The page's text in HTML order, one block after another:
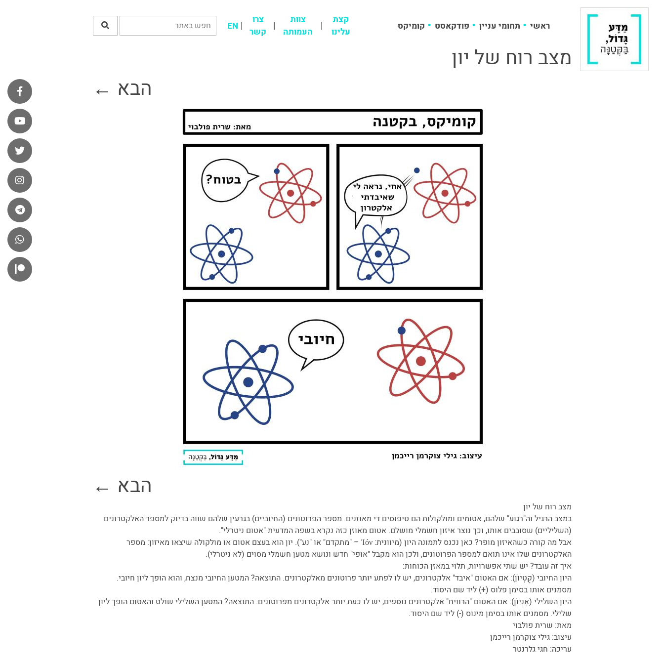
ראשי תחומי עניין פודקאסט קומיקס
קצת
עלינו
צוות
העמותה
צרו
קשר
EN
מצב רוח של יון
הבא ←
הבא ←
מצב רוח של יון
במצב הרגיל וה"רגוע" שלהם, אטומים ומולקולות הם טיפוסים די מאוזנים. מספר הפרוטונים (החיוביים) בגרעין שלהם שווה בדיוק למספר האלקטרונים
(השליליים) שסובבים אותו, וכך נוצר איזון חשמלי מושלם. אטום מאוזן כזה נקרא בשפה המדעית "אטום ניטרלי".
אבל מה קורה כשהאיזון מופר? כאן נכנס לתמונה היון (מיוונית: Ἰόν – "מתקדם" או "נע"). יון הוא בעצם אטום או מולקולה שיצאו מאיזון: מספר
האלקטרונים שלו אינו תואם למספר הפרוטונים, ולכן הוא מקבל "אופי" חדש ונושא מטען חשמלי מסוים (לא ניטרלי).
איך זה עובד? יש שתי אפשרויות, תלוי במאזן הכוחות:
היון החיובי (קַטְיוֹן): אם האטום "איבד" אלקטרונים, יש לו לפתע יותר פרוטונים מאלקטרונים. התוצאה? המטען החיובי מנצח, והוא הופך ליון חיובי.
מסמנים אותו בסימן פלוס (+) ליד שם היסוד.
היון השלילי (אַנְיוֹן): אם האטום "הרוויח" אלקטרונים נוספים, יש לו כעת יותר אלקטרונים מפרוטונים. התוצאה? המטען השלילי שולט והאטום הופך ליון
שלילי. מסמנים אותו בסימן מינוס (-) ליד שם היסוד.
מאת: שרית פולבוי
עיצוב: גילי צוקרמן רייכמן
עריכה: חגי גלרנטר